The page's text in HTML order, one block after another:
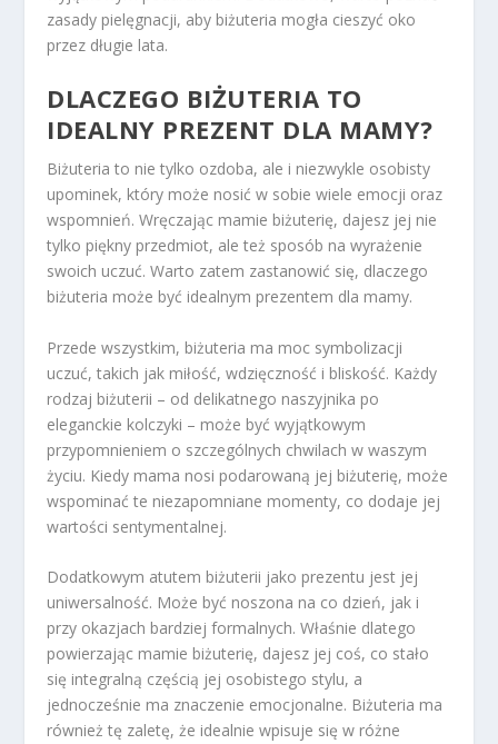
zasady pielęgnacji, aby biżuteria mogła cieszyć oko
przez długie lata.
DLACZEGO BIŻUTERIA TO
IDEALNY PREZENT DLA MAMY?
Biżuteria to nie tylko ozdoba, ale i niezwykle osobisty
upominek, który może nosić w sobie wiele emocji oraz
wspomnień. Wręczając mamie biżuterię, dajesz jej nie
tylko piękny przedmiot, ale też sposób na wyrażenie
swoich uczuć. Warto zatem zastanowić się, dlaczego
biżuteria może być idealnym prezentem dla mamy.
Przede wszystkim, biżuteria ma moc symbolizacji
uczuć, takich jak miłość, wdzięczność i bliskość. Każdy
rodzaj biżuterii – od delikatnego naszyjnika po
eleganckie kolczyki – może być wyjątkowym
przypomnieniem o szczególnych chwilach w waszym
życiu. Kiedy mama nosi podarowaną jej biżuterię, może
wspominać te niezapomniane momenty, co dodaje jej
wartości sentymentalnej.
Dodatkowym atutem biżuterii jako prezentu jest jej
uniwersalność. Może być noszona na co dzień, jak i
przy okazjach bardziej formalnych. Właśnie dlatego
powierzając mamie biżuterię, dajesz jej coś, co stało
się integralną częścią jej osobistego stylu, a
jednocześnie ma znaczenie emocjonalne. Biżuteria ma
również tę zaletę, że idealnie wpisuje się w różne